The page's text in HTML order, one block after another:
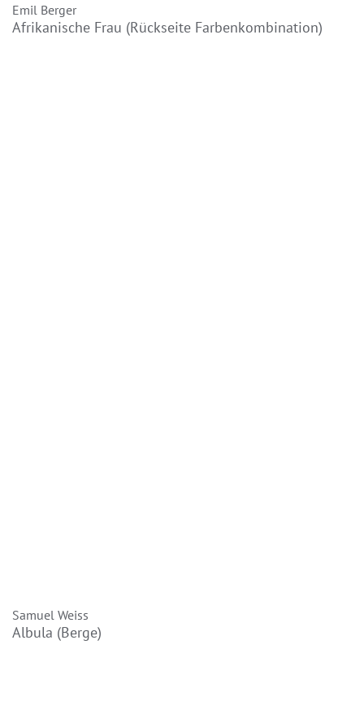
Emil Berger
Afrikanische Frau (Rückseite Farbenkombination)
Samuel Weiss
Albula (Berge)